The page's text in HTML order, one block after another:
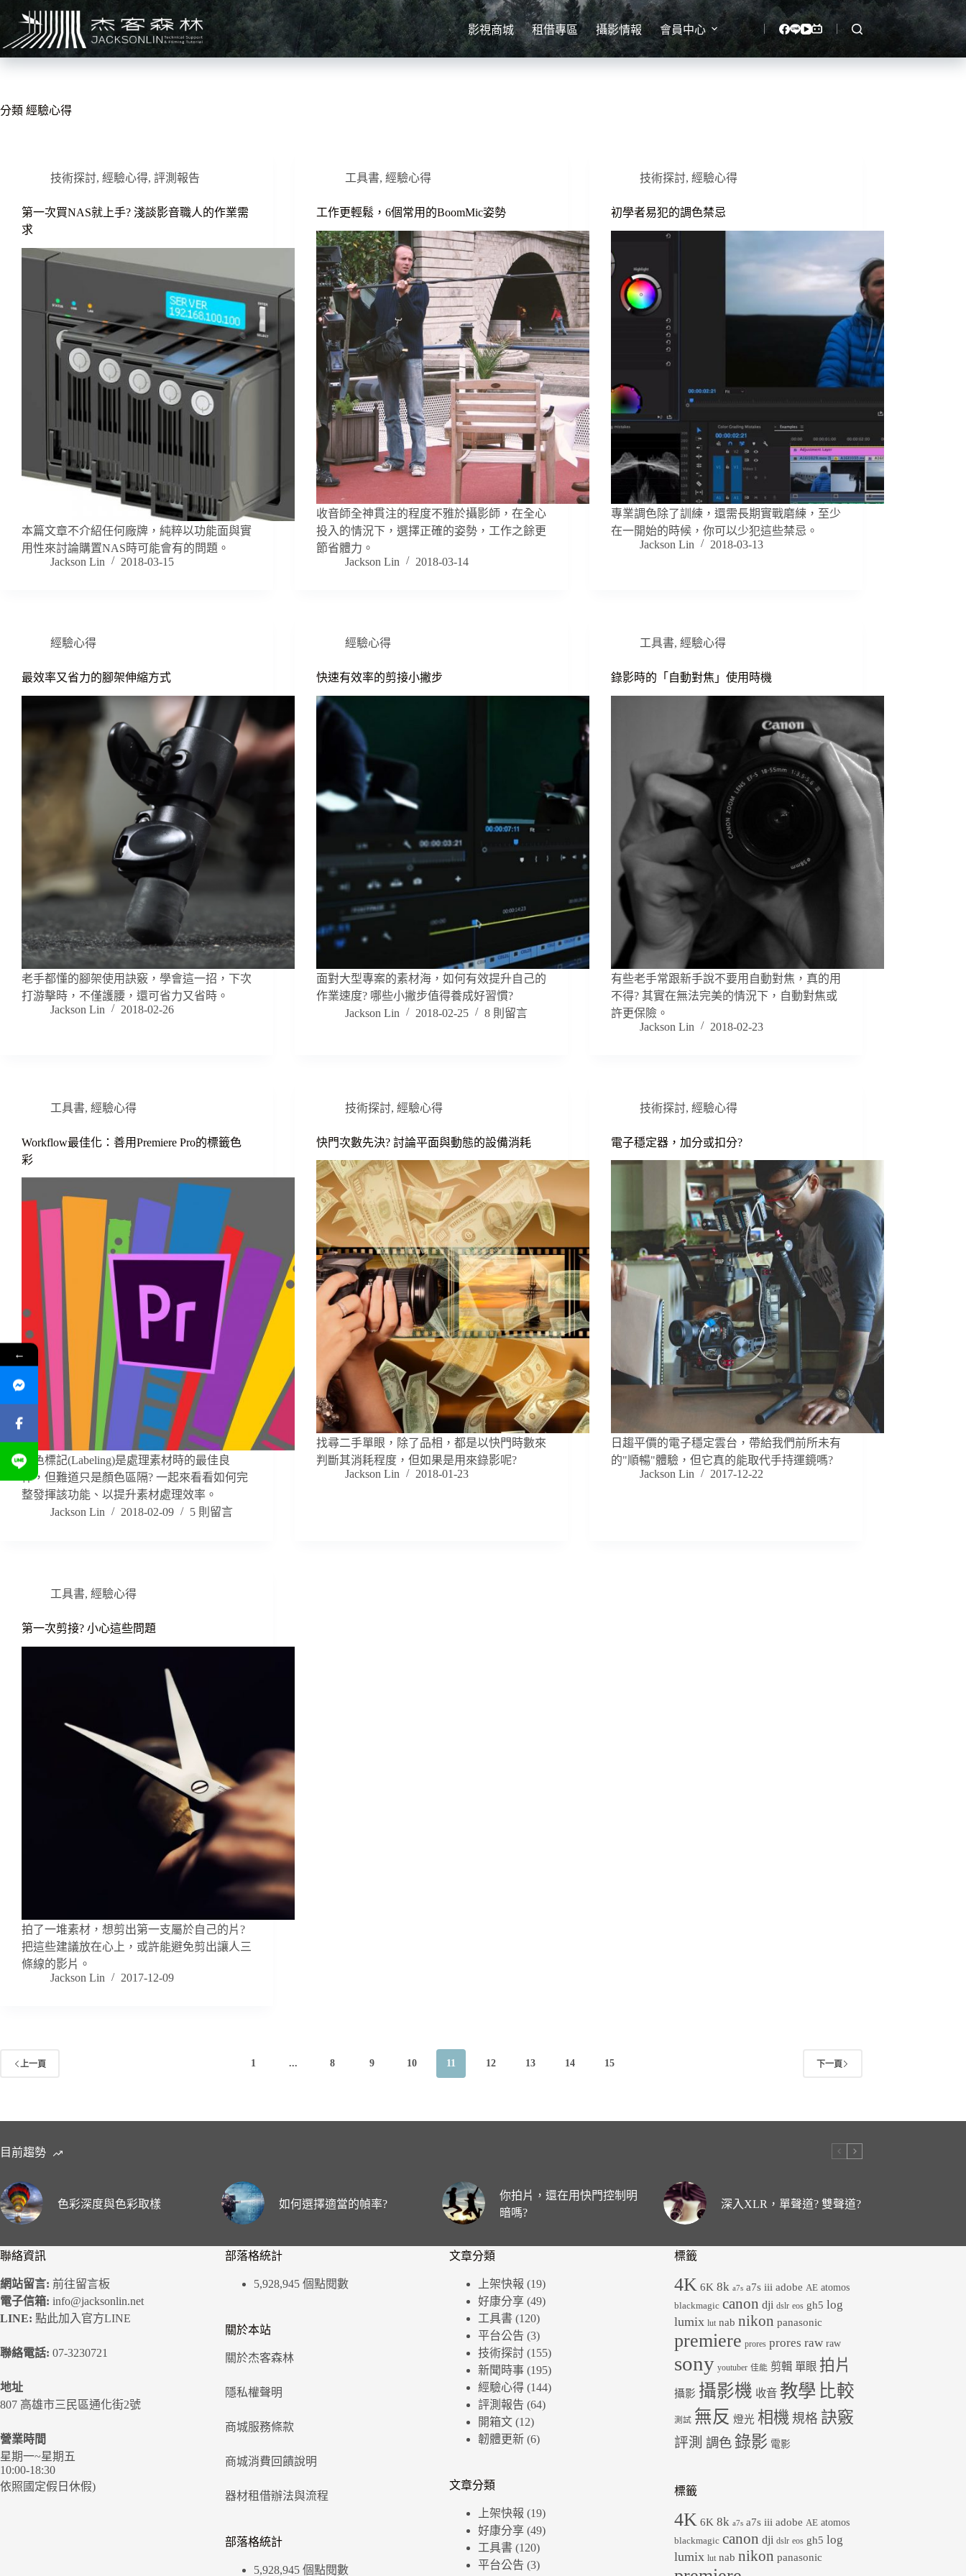
主
要
影視商城 租借專區 攝影情報 會員中心
分類 經驗心得
技術探討, 經驗心得, 評測報告
第一次買NAS就上手? 淺談影音職人的作業需
求
本篇文章不介紹任何廠牌，純粹以功能面與實
用性來討論購置NAS時可能會有的問題。
Jackson Lin
2018-03-15
工具書, 經驗心得
工作更輕鬆，6個常用的BoomMic姿勢
收音師全神貫注的程度不雅於攝影師，在全心
投入的情況下，選擇正確的姿勢，工作之餘更
節省體力。
Jackson Lin
2018-03-14
技術探討, 經驗心得
初學者易犯的調色禁忌
專業調色除了訓練，還需長期實戰磨練，至少
在一開始的時候，你可以少犯這些禁忌。
Jackson Lin
2018-03-13
經驗心得
最效率又省力的腳架伸縮方式
老手都懂的腳架使用訣竅，學會這一招，下次
打游擊時，不僅護腰，還可省力又省時。
Jackson Lin
2018-02-26
經驗心得
快速有效率的剪接小撇步
面對大型專案的素材海，如何有效提升自己的
作業速度? 哪些小撇步值得養成好習慣?
Jackson Lin
2018-02-25 8 則留言
工具書, 經驗心得
錄影時的「自動對焦」使用時機
有些老手常跟新手說不要用自動對焦，真的用
不得? 其實在無法完美的情況下，自動對焦或
許更保險。
Jackson Lin
2018-02-23
工具書, 經驗心得
Workflow最佳化：善用Premiere Pro的標籤色
彩
顏色標記(Labeling)是處理素材時的最佳良
伴，但難道只是顏色區隔? 一起來看看如何完
整發揮該功能、以提升素材處理效率。
Jackson Lin
2018-02-09 5 則留言
技術探討, 經驗心得
快門次數先決? 討論平面與動態的設備消耗
找尋二手單眼，除了品相，都是以快門時數來
判斷其消耗程度，但如果是用來錄影呢?
Jackson Lin
2018-01-23
技術探討, 經驗心得
電子穩定器，加分或扣分?
日趨平價的電子穩定雲台，帶給我們前所未有
的"順暢"體驗，但它真的能取代手持運鏡嗎?
Jackson Lin
2017-12-22
工具書, 經驗心得
第一次剪接? 小心這些問題
拍了一堆素材，想剪出第一支屬於自己的片?
把這些建議放在心上，或許能避免剪出讓人三
條線的影片。
Jackson Lin
2017-12-09
上一頁 1 ... 8 9 10 11 12 13 14 15 下一頁
目前趨勢
色彩深度與色彩取樣 如何選擇適當的幀率?
你拍片，還在用快門控制明
暗嗎?
深入XLR，單聲道? 雙聲道?
聯絡資訊
網站留言: 前往留言板
電子信箱: info@jacksonlin.net
LINE: 點此加入官方LINE
聯絡電話: 07-3230721
地址
807 高雄市三民區通化街2號
營業時間
星期一~星期五
10:00-18:30
依照國定假日休假)
部落格統計
5,928,945 個點閱數
關於本站
關於杰客森林
隱私權聲明
商城服務條款
商城消費回饋說明
器材租借辦法與流程
部落格統計
5,928,945 個點閱數
文章分類
上架快報 (19)
好康分享 (49)
工具書 (120)
平台公告 (3)
技術探討 (155)
新聞時事 (195)
經驗心得 (144)
評測報告 (64)
開箱文 (12)
韌體更新 (6)
文章分類
上架快報 (19)
好康分享 (49)
工具書 (120)
平台公告 (3)
標籤
4K 6K 8k a7s a7s iii adobe AE atomos
blackmagic canon dji dslr eos gh5 log
lumix lut nab nikon panasonic
premiere prores prores raw raw
sony youtuber 佳能 剪輯 單眼 拍片
攝影 攝影機 收音 教學 比較
測試 無反 燈光 相機 規格 訣竅
評測 調色 錄影 電影
標籤
4K 6K 8k a7s a7s iii adobe AE atomos
blackmagic canon dji dslr eos gh5 log
lumix lut nab nikon panasonic
←